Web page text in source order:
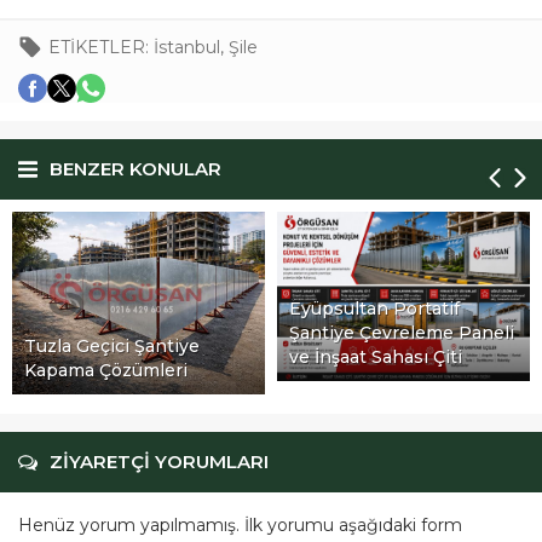
ETİKETLER: İstanbul, Şile
BENZER KONULAR
Eyüpsultan Portatif
Şantiye Çevreleme Paneli
ve İnşaat Sahası Çiti
İstanbul Beşiktaş İnşaat
Çevresi Reklam Panosu
Hizmetleri
ZİYARETÇİ YORUMLARI
Henüz yorum yapılmamış. İlk yorumu aşağıdaki form